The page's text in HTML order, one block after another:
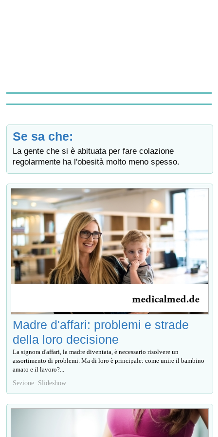
Se sa che:
La gente che si è abituata per fare colazione
regolarmente ha l'obesità molto meno spesso.
Madre d'affari: problemi e strade
della loro decisione
La signora d'affari, la madre diventata, è necessario risolvere un
assortimento di problemi. Ma di loro è principale: come unire il bambino
amato e il lavoro?...
Sezione: Slideshow